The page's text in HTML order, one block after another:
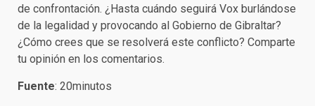
de confrontación. ¿Hasta cuándo seguirá Vox burlándose
de la legalidad y provocando al Gobierno de Gibraltar?
¿Cómo crees que se resolverá este conflicto? Comparte
tu opinión en los comentarios.
Fuente: 20minutos